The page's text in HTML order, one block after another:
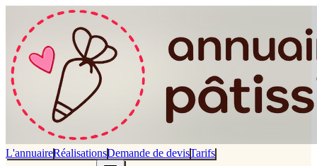
L'annuaireRéalisationsDemande de devisTarifs